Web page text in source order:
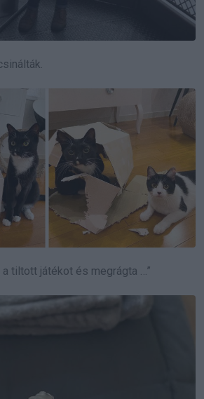
a tiltott játékot és megrágta …”